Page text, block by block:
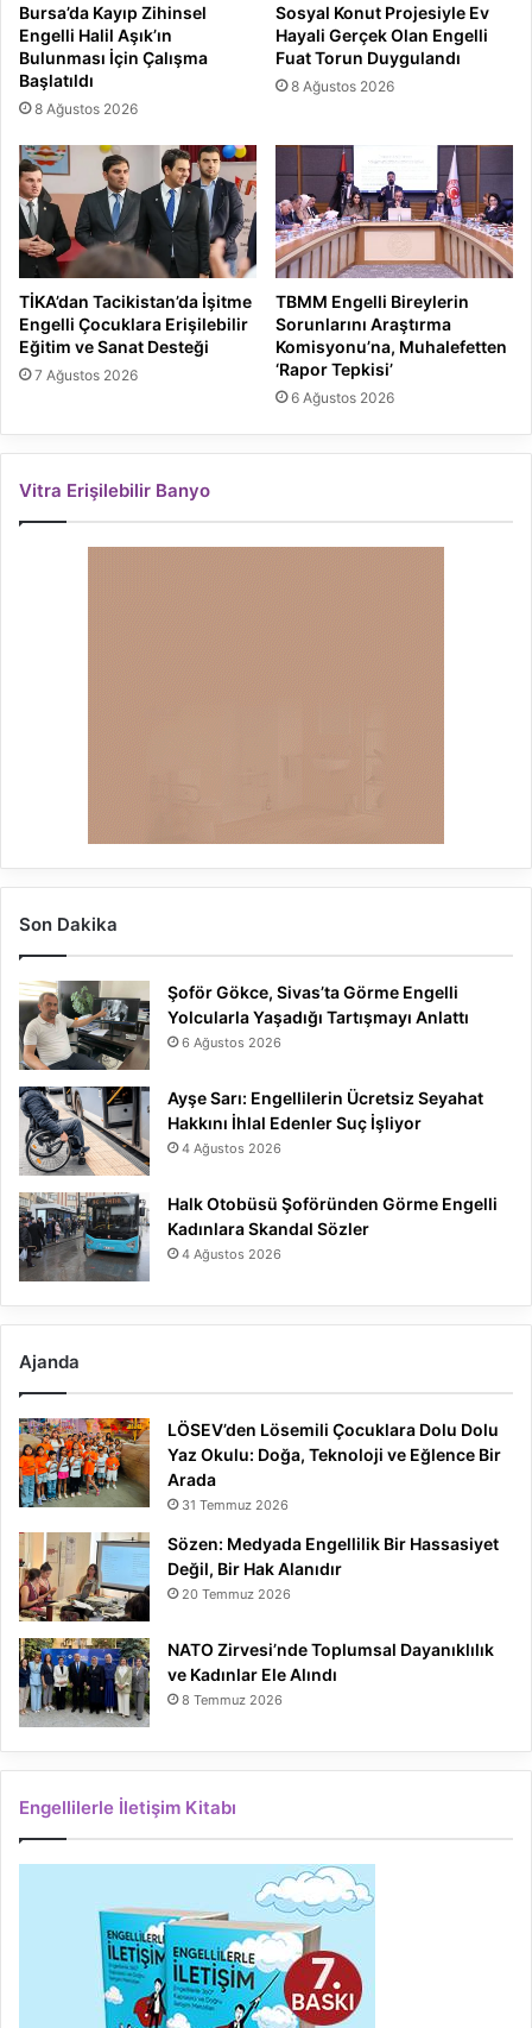
Bursa’da Kayıp Zihinsel
Engelli Halil Aşık’ın
Bulunması İçin Çalışma
Başlatıldı
8 Ağustos 2026
Sosyal Konut Projesiyle Ev
Hayali Gerçek Olan Engelli
Fuat Torun Duygulandı
8 Ağustos 2026
TİKA’dan Tacikistan’da İşitme
Engelli Çocuklara Erişilebilir
Eğitim ve Sanat Desteği
7 Ağustos 2026
TBMM Engelli Bireylerin
Sorunlarını Araştırma
Komisyonu’na, Muhalefetten
‘Rapor Tepkisi’
6 Ağustos 2026
Vitra Erişilebilir Banyo
Son Dakika
Şoför Gökce, Sivas’ta Görme Engelli
Yolcularla Yaşadığı Tartışmayı Anlattı
6 Ağustos 2026
Ayşe Sarı: Engellilerin Ücretsiz Seyahat
Hakkını İhlal Edenler Suç İşliyor
4 Ağustos 2026
Halk Otobüsü Şoföründen Görme Engelli
Kadınlara Skandal Sözler
4 Ağustos 2026
Ajanda
LÖSEV’den Lösemili Çocuklara Dolu Dolu
Yaz Okulu: Doğa, Teknoloji ve Eğlence Bir
Arada
31 Temmuz 2026
Sözen: Medyada Engellilik Bir Hassasiyet
Değil, Bir Hak Alanıdır
20 Temmuz 2026
NATO Zirvesi’nde Toplumsal Dayanıklılık
ve Kadınlar Ele Alındı
8 Temmuz 2026
Engellilerle İletişim Kitabı